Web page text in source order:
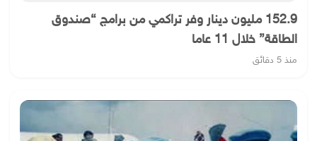
152.9 مليون دينار وفر تراكمي من برامج “صندوق
الطاقة” خلال 11 عاما
منذ 5 دقائق